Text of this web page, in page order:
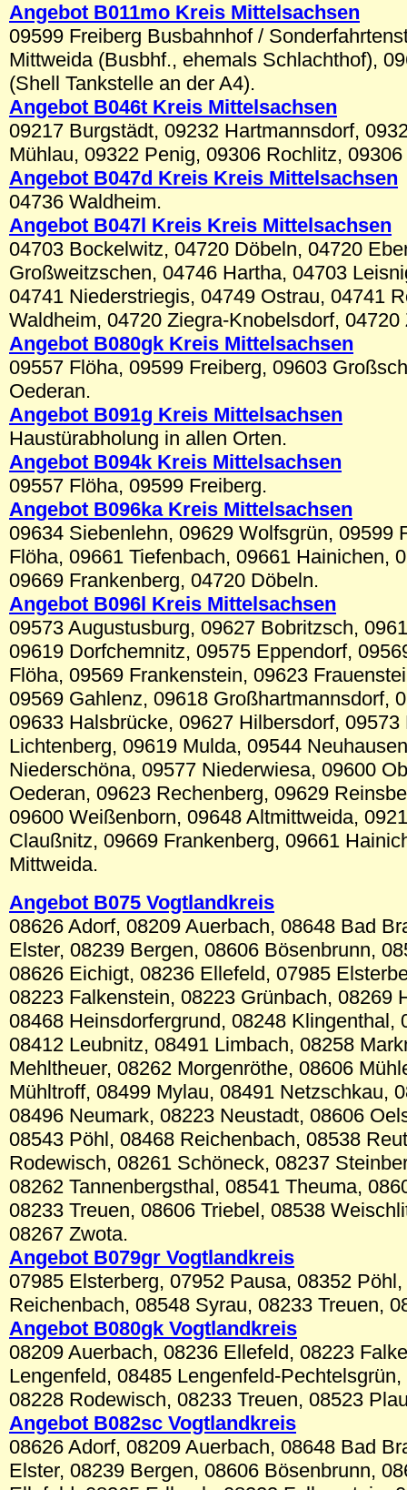
Angebot B011mo Kreis Mittelsachsen
09599 Freiberg Busbahnhof /
Mittweida (Busbhf., ehemals Schlachthof),
(Shell Tankstelle an der A4).
Angebot B046t Kreis Mittelsachsen
09217 Burgstädt, 09232 Hartmannsdorf,
Mühlau, 09322 Penig, 09306 Rochlitz,
Angebot B047d Kreis Kreis Mittelsachsen
04736 Waldheim.
Angebot B047l Kreis Kreis Mittelsachsen
04703 Bockelwitz, 04720 Döbeln, 04720
Großweitzschen, 04746 Hartha, 04703
04741 Niederstriegis, 04749 Ostrau, 04741
Waldheim, 04720 Ziegra-Knobelsdorf,
Angebot B080gk Kreis Mittelsachsen
09557 Flöha, 09599 Freiberg, 09603
Oederan.
Angebot B091g Kreis Mittelsachsen
Haustürabholung in allen Orten.
Angebot B094k Kreis Mittelsachsen
09557 Flöha, 09599 Freiberg.
Angebot B096kaKreis Mittelsachsen
09634 Siebenlehn, 09629 Wolfsgrün, 09599
Flöha, 09661 Tiefenbach, 09661 Hainichen,
09669 Frankenberg, 04720 Döbeln.
Angebot B096l Kreis Mittelsachsen
09573 Augustusburg, 09627 Bobritzsch,
09619 Dorfchemnitz, 09575 Eppendorf,
Flöha, 09569 Frankenstein, 09623
09569 Gahlenz, 09618 Großhartmannsdorf,
09633 Halsbrücke, 09627 Hilbersdorf, 09573
Lichtenberg, 09619 Mulda, 09544
Niederschöna, 09577 Niederwiesa, 09600
Oederan, 09623 Rechenberg, 09629
09600 Weißenborn, 09648 Altmittweida,
Claußnitz, 09669 Frankenberg, 09661
Mittweida.
Angebot B075 Vogtlandkreis
08626 Adorf, 08209 Auerbach, 08648 Bad
Elster, 08239 Bergen, 08606 Bösenbrunn,
08626 Eichigt, 08236 Ellefeld, 07985
08223 Falkenstein, 08223 Grünbach, 08269
08468 Heinsdorfergrund, 08248 Klingenthal,
08412 Leubnitz, 08491 Limbach, 08258
Mehltheuer, 08262 Morgenröthe, 08606
Mühltroff, 08499 Mylau, 08491 Netzschkau,
08496 Neumark, 08223 Neustadt, 08606
08543 Pöhl, 08468 Reichenbach, 08538
Rodewisch, 08261 Schöneck, 08237
08262 Tannenbergsthal, 08541 Theuma,
08233 Treuen, 08606 Triebel, 08538
08267 Zwota.
Angebot B079gr Vogtlandkreis
07985 Elsterberg, 07952 Pausa, 08352
Reichenbach, 08548 Syrau, 08233 Treuen,
Angebot B080gk Vogtlandkreis
08209 Auerbach, 08236 Ellefeld, 08223
Lengenfeld, 08485 Lengenfeld-
08228 Rodewisch, 08233 Treuen, 08523
Angebot B082sc Vogtlandkreis
08626 Adorf, 08209 Auerbach, 08648 Bad
Elster, 08239 Bergen, 08606 Bösenbrunn,